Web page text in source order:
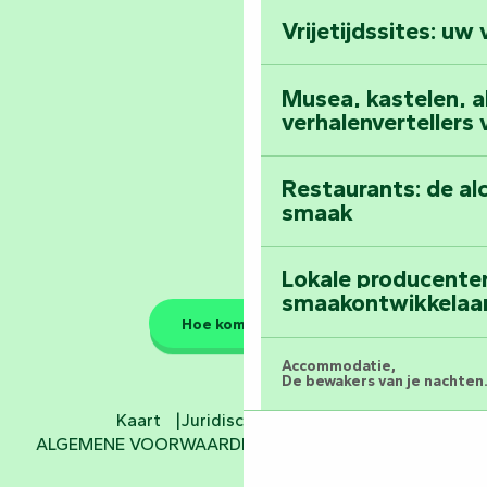
Al het dagboek
Vrijetijdssites: uw
Musea, kastelen,
verhalenvertellers
Restaurants: de
smaak
Lokale
Accommodatie,
De bewakers van je
Hoe kom ik daar?
Kaart
Juridische informatie
ALGEMENE VOORWAARDEN